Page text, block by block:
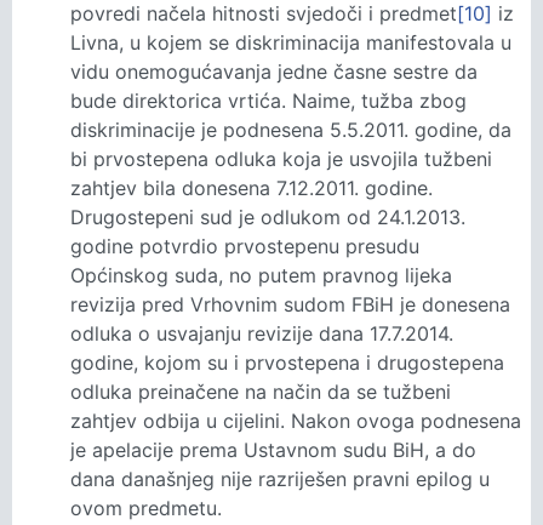
povredi načela hitnosti svjedoči i predmet[10] iz
Livna, u kojem se diskriminacija manifestovala u
vidu onemogućavanja jedne časne sestre da
bude direktorica vrtića. Naime, tužba zbog
diskriminacije je podnesena 5.5.2011. godine, da
bi prvostepena odluka koja je usvojila tužbeni
zahtjev bila donesena 7.12.2011. godine.
Drugostepeni sud je odlukom od 24.1.2013.
godine potvrdio prvostepenu presudu
Općinskog suda, no putem pravnog lijeka
revizija pred Vrhovnim sudom FBiH je donesena
odluka o usvajanju revizije dana 17.7.2014.
godine, kojom su i prvostepena i drugostepena
odluka preinačene na način da se tužbeni
zahtjev odbija u cijelini. Nakon ovoga podnesena
je apelacije prema Ustavnom sudu BiH, a do
dana današnjeg nije razriješen pravni epilog u
ovom predmetu.